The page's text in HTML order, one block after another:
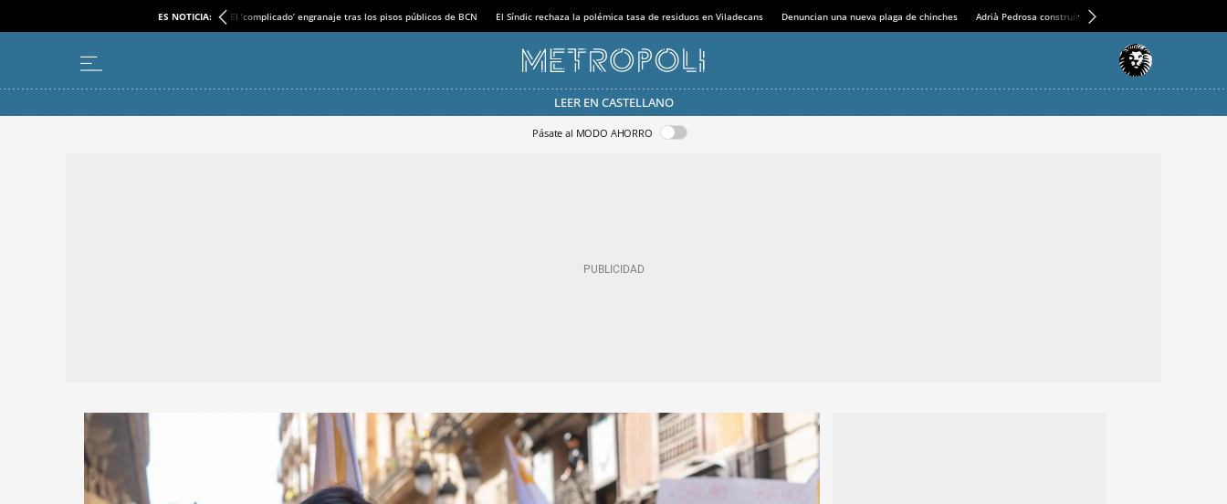
ES NOTICIA: El ‘complicado’ engranaje tras los pisos públicos de BCN El Síndic rechaza la polémica tasa de residuos en Viladecans Denuncian una nueva plaga de chinches Adrià Pedrosa construirá la nueva residencia en el
LEER EN CASTELLANO
Pásate al MODO AHORRO